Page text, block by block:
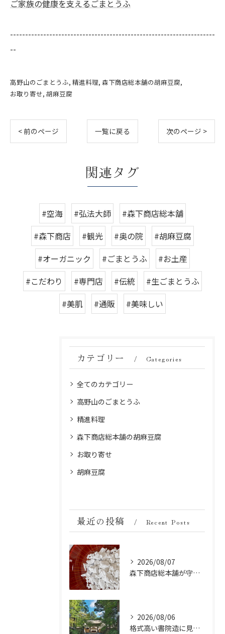
ご家族の健康を支えるごまとうふ
--------------------------------------------------------------------
--
高野山のごまとうふ 精進料理 森下商店総本舗の胡麻豆腐
お取り寄せ 胡麻豆腐
< 前のページ 一覧に戻る 次のページ >
関連タグ
#空海 #弘法大師
#森下商店総本舗
#森下商店
#観光 #奥の院
#胡麻豆腐
#オーガニック
#ごまとうふ
#お土産
#こだわり
#専門店 #伝統
#生ごまとうふ
#美肌
#通販 #美味しい
カテゴリー Categories
全てのカテゴリー
高野山のごまとうふ
精進料理
森下商店総本舗の胡麻豆腐
お取り寄せ
胡麻豆腐
最近の投稿 Recent Posts
2026/08/07
森下商店総本舗が守り続ける伝統の胡麻豆腐に使う吉野葛の純度と効能
2026/08/06
格式高い書院造に見る金剛峯寺の中世から近世への変遷